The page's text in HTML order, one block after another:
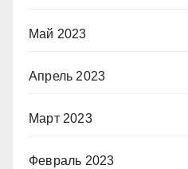
Май 2023
Апрель 2023
Март 2023
Февраль 2023